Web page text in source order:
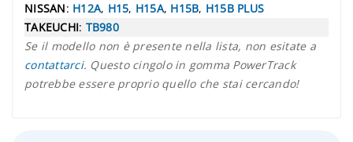
NISSAN: H12A, H15, H15A, H15B, H15B PLUS
TAKEUCHI: TB980
Se il modello non è presente nella lista, non esitate a
contattarci. Questo cingolo in gomma PowerTrack
potrebbe essere proprio quello che stai cercando!